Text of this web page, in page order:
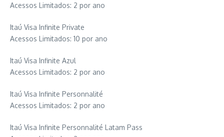
Acessos Limitados: 2 por ano
Itaú Visa Infinite Private
Acessos Limitados: 10 por ano
Itaú Visa Infinite Azul
Acessos Limitados: 2 por ano
Itaú Visa Infinite Personnalité
Acessos Limitados: 2 por ano
Itaú Visa Infinite Personnalité Latam Pass